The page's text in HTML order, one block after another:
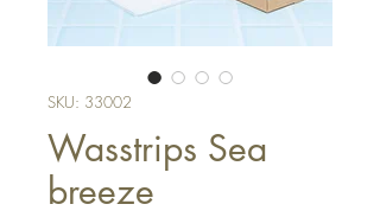
SKU: 33002
Wasstrips Sea
breeze